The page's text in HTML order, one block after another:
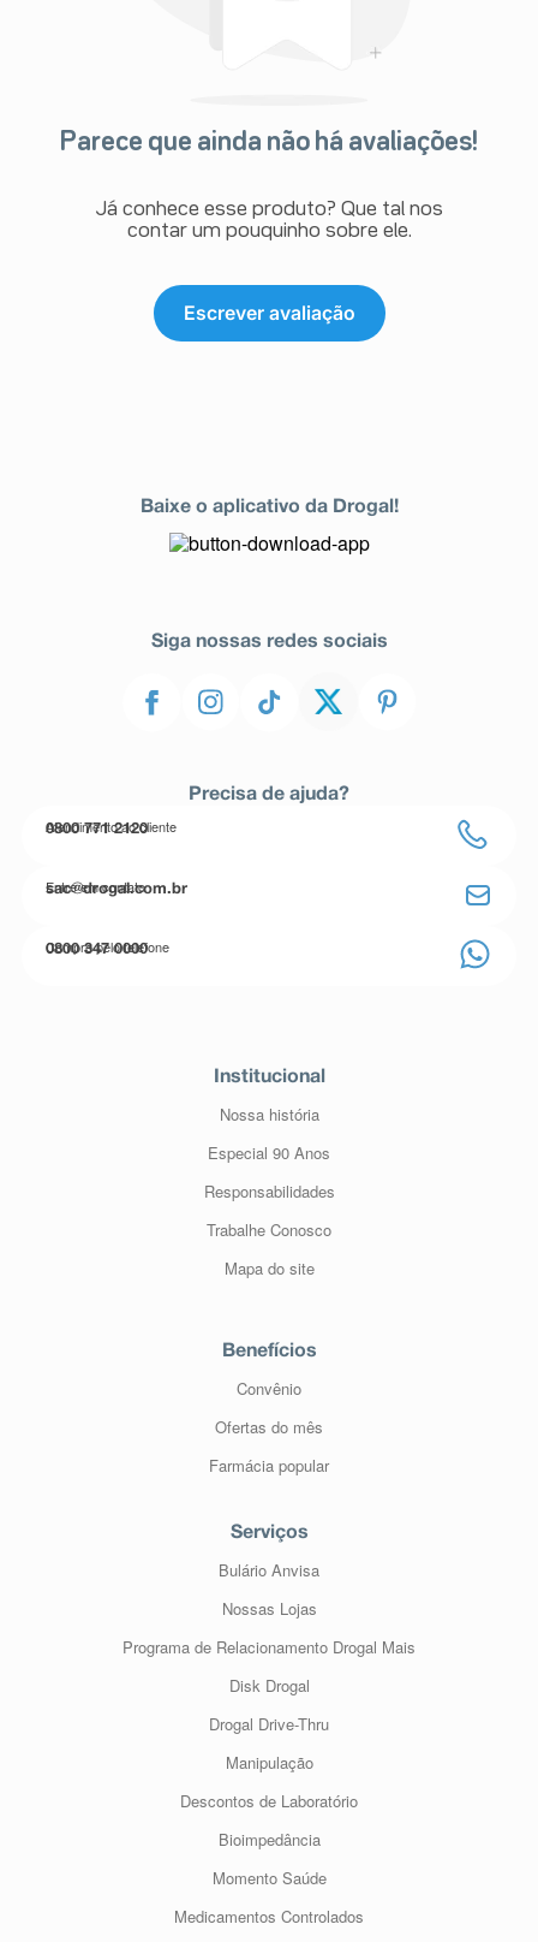
Parece que ainda não há avaliações!
Já conhece esse produto? Que tal nos
contar um pouquinho sobre ele.
Escrever avaliação
Baixe o aplicativo da Drogal!
Siga nossas redes sociais
Precisa de ajuda?
Atendimento ao cliente
0800 771 2120
Entre em contato
sac@drogal.com.br
Compre pelo telefone
0800 347 0000
Institucional
Nossa história
Especial 90 Anos
Responsabilidades
Trabalhe Conosco
Mapa do site
Benefícios
Convênio
Ofertas do mês
Farmácia popular
Serviços
Bulário Anvisa
Nossas Lojas
Programa de Relacionamento Drogal Mais
Disk Drogal
Drogal Drive-Thru
Manipulação
Descontos de Laboratório
Bioimpedância
Momento Saúde
Medicamentos Controlados